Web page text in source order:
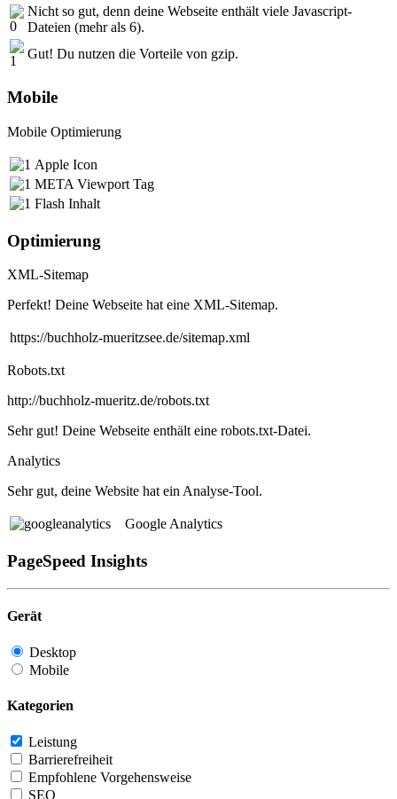
Nicht so gut, denn deine Webseite enthält viele Javascript-
Dateien (mehr als 6).
Gut! Du nutzen die Vorteile von gzip.
Mobile
Mobile Optimierung
Apple Icon
META Viewport Tag
Flash Inhalt
Optimierung
XML-Sitemap
Perfekt! Deine Webseite hat eine XML-Sitemap.
https://buchholz-mueritzsee.de/sitemap.xml
Robots.txt
http://buchholz-mueritz.de/robots.txt
Sehr gut! Deine Webseite enthält eine robots.txt-Datei.
Analytics
Sehr gut, deine Website hat ein Analyse-Tool.
Google Analytics
PageSpeed Insights
Gerät
Desktop
Mobile
Kategorien
Leistung
Barrierefreiheit
Empfohlene Vorgehensweise
SEO